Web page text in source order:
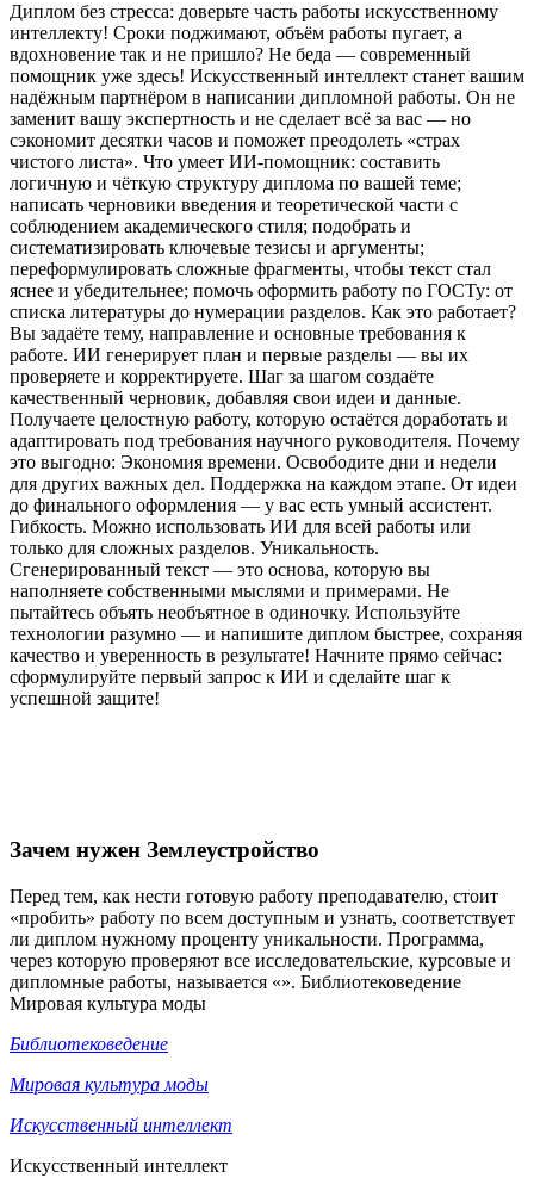
Диплом без стресса: доверьте часть работы искусственному
интеллекту! Сроки поджимают, объём работы пугает, а
вдохновение так и не пришло? Не беда — современный
помощник уже здесь! Искусственный интеллект станет вашим
надёжным партнёром в написании дипломной работы. Он не
заменит вашу экспертность и не сделает всё за вас — но
сэкономит десятки часов и поможет преодолеть «страх
чистого листа». Что умеет ИИ‑помощник: составить
логичную и чёткую структуру диплома по вашей теме;
написать черновики введения и теоретической части с
соблюдением академического стиля; подобрать и
систематизировать ключевые тезисы и аргументы;
переформулировать сложные фрагменты, чтобы текст стал
яснее и убедительнее; помочь оформить работу по ГОСТу: от
списка литературы до нумерации разделов. Как это работает?
Вы задаёте тему, направление и основные требования к
работе. ИИ генерирует план и первые разделы — вы их
проверяете и корректируете. Шаг за шагом создаёте
качественный черновик, добавляя свои идеи и данные.
Получаете целостную работу, которую остаётся доработать и
адаптировать под требования научного руководителя. Почему
это выгодно: Экономия времени. Освободите дни и недели
для других важных дел. Поддержка на каждом этапе. От идеи
до финального оформления — у вас есть умный ассистент.
Гибкость. Можно использовать ИИ для всей работы или
только для сложных разделов. Уникальность.
Сгенерированный текст — это основа, которую вы
наполняете собственными мыслями и примерами. Не
пытайтесь объять необъятное в одиночку. Используйте
технологии разумно — и напишите диплом быстрее, сохраняя
качество и уверенность в результате! Начните прямо сейчас:
сформулируйте первый запрос к ИИ и сделайте шаг к
успешной защите!
Зачем нужен Землеустройство
Перед тем, как нести готовую работу преподавателю, стоит
«пробить» работу по всем доступным и узнать, соответствует
ли диплом нужному проценту уникальности. Программа,
через которую проверяют все исследовательские, курсовые и
дипломные работы, называется «». Библиотековедение
Мировая культура моды
Библиотековедение
Мировая культура моды
Искусственный интеллект
Искусственный интеллект